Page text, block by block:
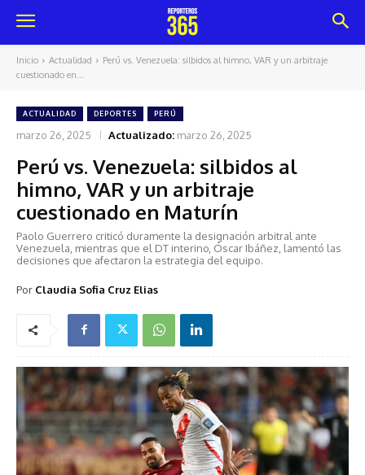
Inicio Actualidad
Perú vs. Venezuela: silbidos al himno, VAR y un arbitraje
cuestionado en...
ACTUALIDAD DEPORTES PERÚ
marzo 26, 2025 Actualizado: marzo 26, 2025
Perú vs. Venezuela: silbidos al
himno, VAR y un arbitraje
cuestionado en Maturín
Paolo Guerrero criticó duramente la designación arbitral ante
Venezuela, mientras que el DT interino, Óscar Ibáñez, lamentó las
decisiones que afectaron la estrategia del equipo.
Por Claudia Sofia Cruz Elias